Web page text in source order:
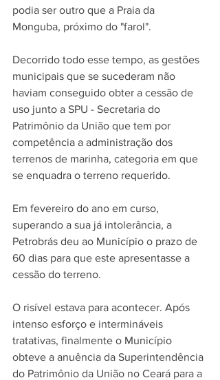
podia ser outro que a Praia da
Monguba, próximo do "farol".
Decorrido todo esse tempo, as gestões
municipais que se sucederam não
haviam conseguido obter a cessão de
uso junto a SPU - Secretaria do
Patrimônio da União que tem por
competência a administração dos
terrenos de marinha, categoria em que
se enquadra o terreno requerido.
Em fevereiro do ano em curso,
superando a sua já intolerância, a
Petrobrás deu ao Município o prazo de
60 dias para que este apresentasse a
cessão do terreno.
O risível estava para acontecer. Após
intenso esforço e intermináveis
tratativas, finalmente o Município
obteve a anuência da Superintendência
do Patrimônio da União no Ceará para a